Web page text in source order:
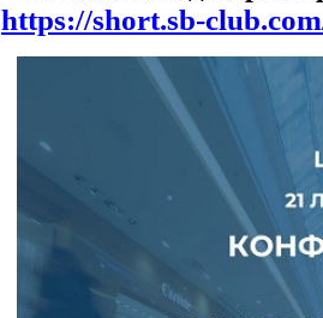
https://short.sb-